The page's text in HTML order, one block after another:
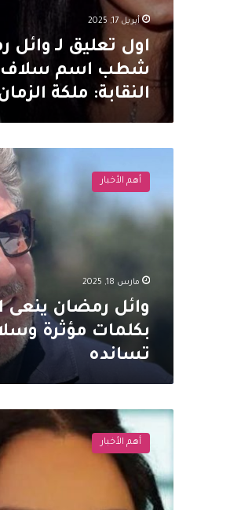
أبريل 17, 2025
اول تعليق لـ
شطب اسم سلاف
النقابة: ملكة
رمضان
احد
اقاربه
تسانده
أهم الأخبار
مارس 18, 2025
وائل رمضان ينعى
بكلمات مؤثرة
تسانده
عودة
سلاف
فواخرجي
وائل
رمضان
أهم الأخبار